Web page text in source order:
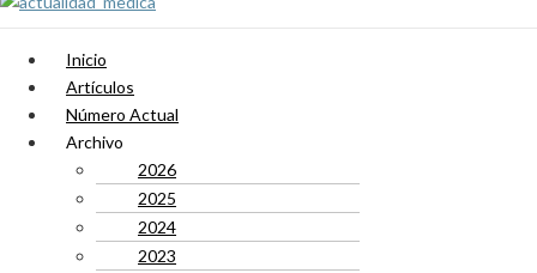
Inicio
Artículos
Número Actual
Archivo
2026
2025
2024
2023